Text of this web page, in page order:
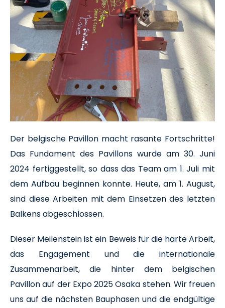
Der belgische Pavillon macht rasante Fortschritte!
Das Fundament des Pavillons wurde am 30. Juni
2024 fertiggestellt, so dass das Team am 1. Juli mit
dem Aufbau beginnen konnte. Heute, am 1. August,
sind diese Arbeiten mit dem Einsetzen des letzten
Balkens abgeschlossen.
Dieser Meilenstein ist ein Beweis für die harte Arbeit,
das Engagement und die internationale
Zusammenarbeit, die hinter dem belgischen
Pavillon auf der Expo 2025 Osaka stehen. Wir freuen
uns auf die nächsten Bauphasen und die endgültige